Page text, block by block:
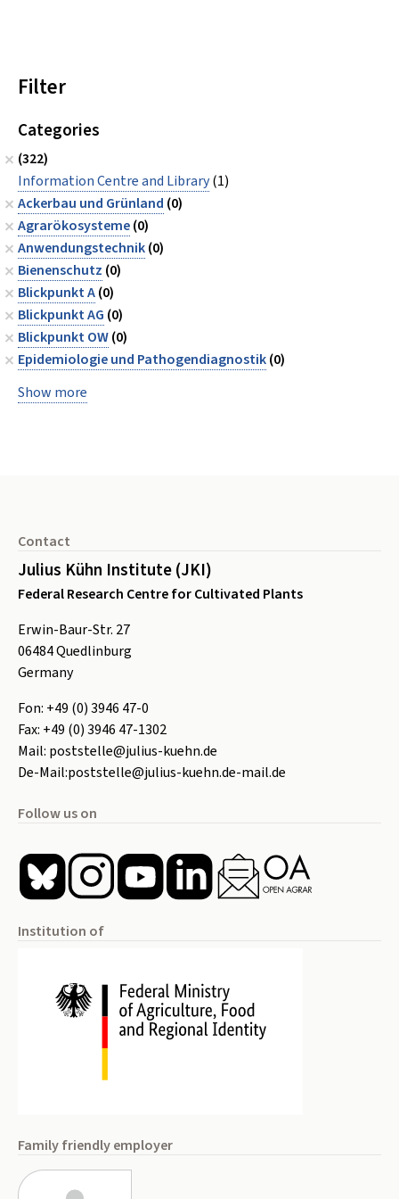
Filter
Categories
(322)
Information Centre and Library(1)
Ackerbau und Grünland (0)
Agrarökosysteme(0)
Anwendungstechnik(0)
Bienenschutz (0)
Blickpunkt A(0)
Blickpunkt AG (0)
Blickpunkt OW(0)
Epidemiologie und Pathogendiagnostik(0)
Show more
Contact
Julius Kühn Institute (JKI)
Federal Research Centre for Cultivated Plants
Erwin-Baur-Str. 27
06484Quedlinburg
Germany
Fon: +49 (0) 3946 47-0
Fax: +49 (0) 3946 47-1302
Mail: poststelle@julius-kuehn.de
De-Mail:poststelle@julius-kuehn.de-mail.de
Follow us on
Institution of
Family friendly employer